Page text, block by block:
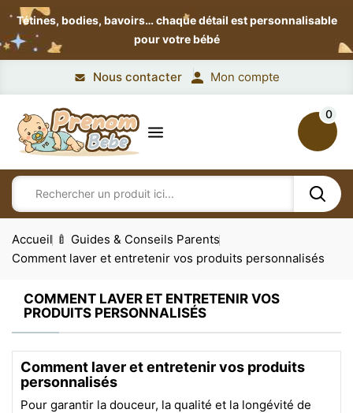
Tétines, bodies, bavoirs…chaque détail est personnalisable
pour votre bébé
Nous contacter Mon compte
0
Accueil 🍼 Guides & Conseils Parents
Comment laver et entretenir vos produits personnalisés
COMMENT LAVER ET ENTRETENIR VOS
PRODUITS PERSONNALISÉS
Comment laver et entretenir vos produits
personnalisés
Pour garantir la douceur, la qualité et la longévité de